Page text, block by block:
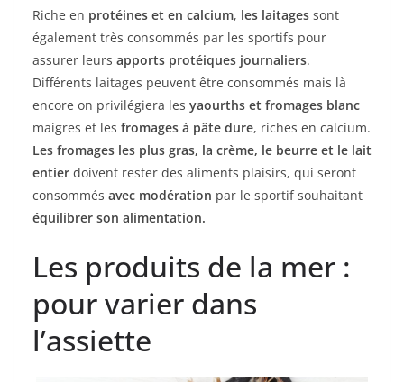
Riche en protéines et en calcium, les laitages sont
également très consommés par les sportifs pour
assurer leurs apports protéiques journaliers.
Différents laitages peuvent être consommés mais là
encore on privilégiera les yaourths et fromages blanc
maigres et les fromages à pâte dure, riches en calcium.
Les fromages les plus gras, la crème, le beurre et le lait
entier doivent rester des aliments plaisirs, qui seront
consommés avec modération par le sportif souhaitant
équilibrer son alimentation.
Les produits de la mer :
pour varier dans
l’assiette